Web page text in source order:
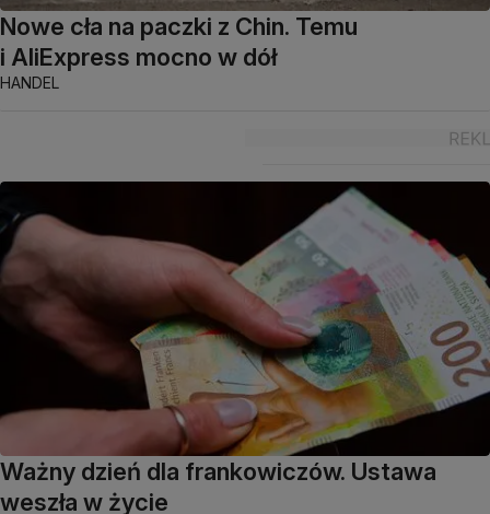
Nowe cła na paczki z Chin. Temu
i AliExpress mocno w dół
HANDEL
Ważny dzień dla frankowiczów. Ustawa
weszła w życie